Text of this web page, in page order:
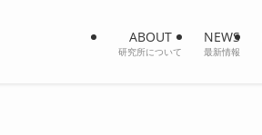
ABOUT
研究所について
NEWS
最新情報